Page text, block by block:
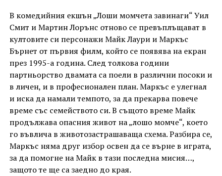
В комедийния екшън „Лоши момчета завинаги“ Уил
Смит и Мартин Лорънс отново се превъплъщават в
култовите си персонажи Майк Лаури и Маркъс
Бърнет от първия филм, който се появява на екран
през 1995-а година. След толкова години
партньорство двамата са поели в различни посоки и
в личен, и в професионален план. Маркъс е улегнал
и иска да намали темпото, за да прекарва повече
време със семейството си. В същото време Майк
продължава опасния живот на „лошо момче“, което
го въвлича в животозастрашаваща схема. Разбира се,
Маркъс няма друг избор освен да се върне в играта,
за да помогне на Майк в тази последна мисия…,
защото те ще са заедно до края.